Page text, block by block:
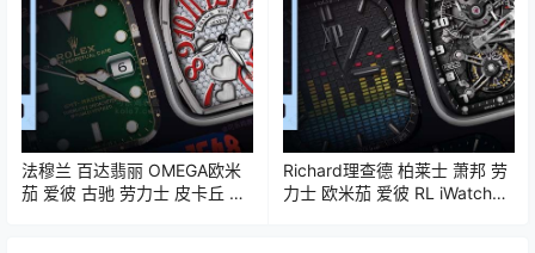
法穆兰 百达翡丽 OMEGA欧米
茄 爱彼 古驰 劳力士 皮卡丘 苹
Richard理查德 柏莱士 萧邦 劳
力士 欧米茄 爱彼 RL iWatch表